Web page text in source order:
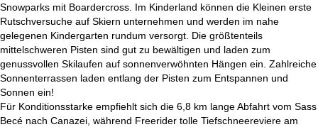
Snowparks mit Boardercross. Im Kinderland können die Kleinen erste
Rutschversuche auf Skiern unternehmen und werden im nahe
gelegenen Kindergarten rundum versorgt. Die größtenteils
mittelschweren Pisten sind gut zu bewältigen und laden zum
genussvollen Skilaufen auf sonnenverwöhnten Hängen ein. Zahlreiche
Sonnenterrassen laden entlang der Pisten zum Entspannen und
Sonnen ein!
Für Konditionsstarke empfiehlt sich die 6,8 km lange Abfahrt vom Sass
Becé nach Canazei, während Freerider tolle Tiefschneereviere am